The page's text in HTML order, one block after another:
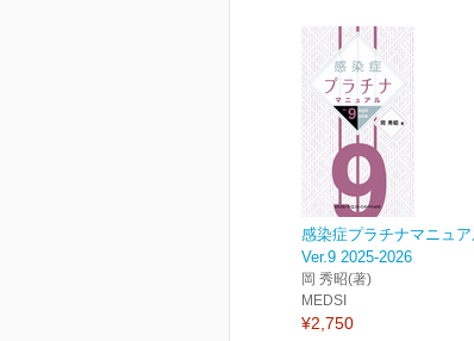
感染症プラチナマニュ
Ver.9 2025-2026
岡 秀昭(著)
MEDSI
¥2,750